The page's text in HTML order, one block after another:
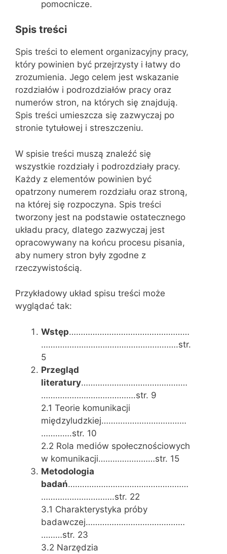
pomocnicze.
Spis treści
Spis treści to element organizacyjny pracy,
który powinien być przejrzysty i łatwy do
zrozumienia. Jego celem jest wskazanie
rozdziałów i podrozdziałów pracy oraz
numerów stron, na których się znajdują.
Spis treści umieszcza się zazwyczaj po
stronie tytułowej i streszczeniu.
W spisie treści muszą znaleźć się
wszystkie rozdziały i podrozdziały pracy.
Każdy z elementów powinien być
opatrzony numerem rozdziału oraz stroną,
na której się rozpoczyna. Spis treści
tworzony jest na podstawie ostatecznego
układu pracy, dlatego zazwyczaj jest
opracowywany na końcu procesu pisania,
aby numery stron były zgodne z
rzeczywistością.
Przykładowy układ spisu treści może
wyglądać tak:
Wstęp……………………………………………
………………………………………………….str.
5
Przegląd
literatury………………………………………
………………………………….str. 9
2.1 Teorie komunikacji
międzyludzkiej………………………………
………….str. 10
2.2 Rola mediów społecznościowych
w komunikacji……………………str. 15
Metodologia
badań……………………………………………
………………………….str. 22
3.1 Charakterystyka próby
badawczej……………………………………
………str. 23
3.2 Narzędzia